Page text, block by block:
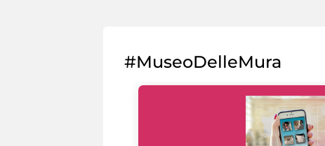
#MuseoDelleMura